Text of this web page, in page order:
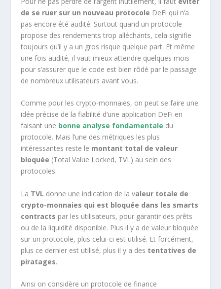
de se ruer sur un nouveau protocole DeFi qui n’a
pas encore été audité. Surtout quand un protocole
propose des rendements trop alléchants, cela signifie
toujours qu’il y a un gros risque quelque part. Et même
une fois audité, il vaut mieux attendre quelques mois
pour s’assurer que le code est bien rôdé par le passage
de nombreux utilisateurs avant vous.
Comme pour les crypto-monnaies, on peut se faire une
idée précise de la fiabilité d’une application DeFi en
faisant une bonne analyse fondamentale du
protocole. Mais l’une des métriques les plus
intéressantes reste le montant total de valeur
bloquée (Total Value Locked, TVL) au sein des
protocoles.
La TVL donne une indication de la valeur totale de
crypto-monnaies qui est bloquée dans les smarts
contracts par les utilisateurs, pour garantir des prêts
ou de la liquidité disponible. Plus il y a de valeur bloquée
sur un protocole, plus celui-ci est utilisé. Et forcément,
plus ce dernier est utilisé, plus il y a des tentatives de
piratages.
Ainsi on considère un protocole de finance